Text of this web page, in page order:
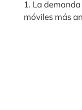
1. La
móviles más